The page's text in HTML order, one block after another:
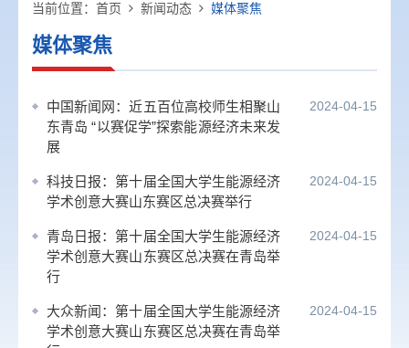
当前位置： 首页 新闻动态 媒体聚焦
媒体聚焦
中国新闻网：近五百位高校师生相聚山
东青岛 “以赛促学”探索能源经济未来发
展
2024-04-15
科技日报：第十届全国大学生能源经济
学术创意大赛山东赛区总决赛举行
2024-04-15
青岛日报：第十届全国大学生能源经济
学术创意大赛山东赛区总决赛在青岛举
行
2024-04-15
大众新闻：第十届全国大学生能源经济
学术创意大赛山东赛区总决赛在青岛举
2024-04-15